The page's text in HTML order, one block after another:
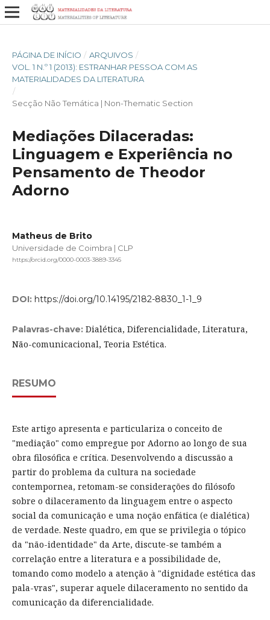
PÁGINA DE INÍCIO / ARQUIVOS /
VOL. 1 N.º 1 (2013): ESTRANHAR PESSOA COM AS
MATERIALIDADES DA LITERATURA
/
Secção Não Temática | Non-Thematic Section
Mediações Dilaceradas:
Linguagem e Experiência no
Pensamento de Theodor
Adorno
Matheus de Brito
Universidade de Coimbra | CLP
https://orcid.org/0000-0003-3889-3345
DOI: https://doi.org/10.14195/2182-8830_1-1_9
Palavras-chave: Dialética, Diferencialidade, Literatura,
Não-comunicacional, Teoria Estética.
RESUMO
Este artigo apresenta e particulariza o conceito de
"mediação" como empregue por Adorno ao longo de sua
obra filosófica e crítica. Desenvolvendo a discussão a
partir do problema da cultura na sociedade
contempornea, retomam-se considerações do filósofo
sobre o dilaceramento da linguagem entre o aspecto
social da comunicação e uma noção enfática (e dialética)
de verdade. Neste quadro, em que se privilegia o tópico
da "não-identidade" da Arte, discute-se também a
correlação entre a literatura e a possibilidade de,
tomando como modelo a atenção à "dignidade estética das
pala-vras", superar aquele dilaceramento no sentido da
comunicação da diferencialidade.